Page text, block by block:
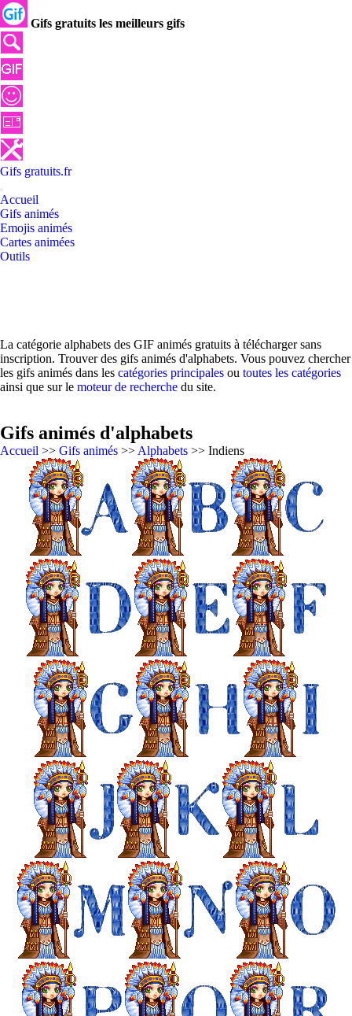
Gifs gratuits les meilleurs gifs
Gifs gratuits.fr
Accueil
Gifs animés
Emojis animés
Cartes animées
Outils
La catégorie alphabets des GIF animés gratuits à télécharger sans
inscription. Trouver des gifs animés d'alphabets. Vous pouvez chercher
les gifs animés dans les catégories principales ou toutes les catégories
ainsi que sur le moteur de recherche du site.
Gifs animés d'alphabets
Accueil >> Gifs animés >> Alphabets >> Indiens